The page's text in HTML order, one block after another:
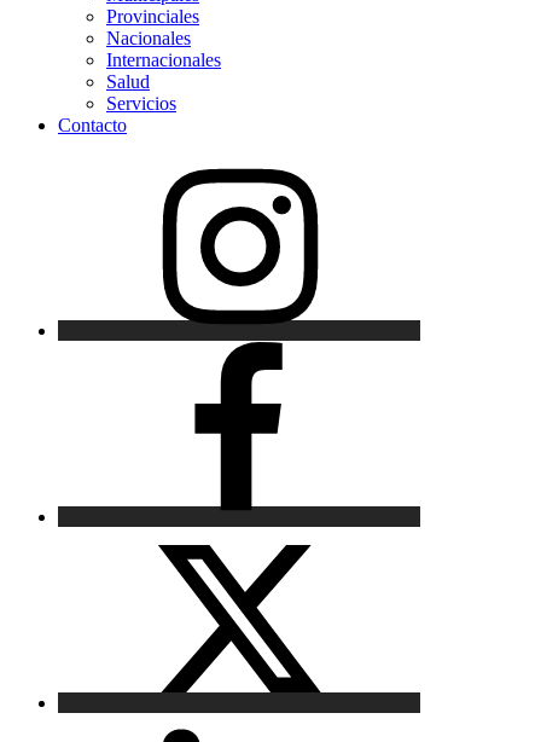
Provinciales
Nacionales
Internacionales
Salud
Servicios
Contacto